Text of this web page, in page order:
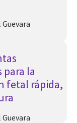
Guevara
para la
fetal rápida,
Guevara